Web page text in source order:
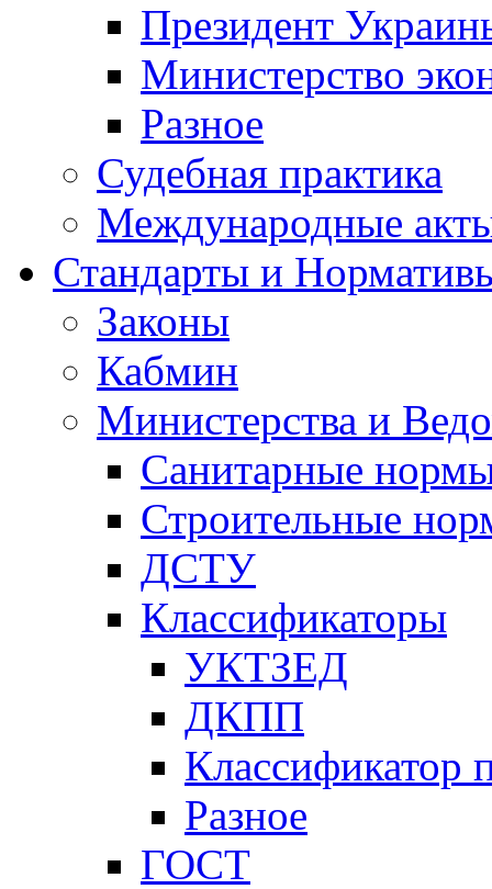
Президент
Министерство
Разное
Судебная практика
Международные
Стандарты и
Законы
Кабмин
Министерства и
Санитарные
Строительные
ДСТУ
Классификаторы
УКТЗЕД
ДКПП
Классификатор
Разное
ГОСТ